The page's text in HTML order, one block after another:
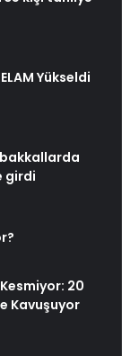
Yükseldi
girdi
Kesmiyor: 20
Kavuşuyor